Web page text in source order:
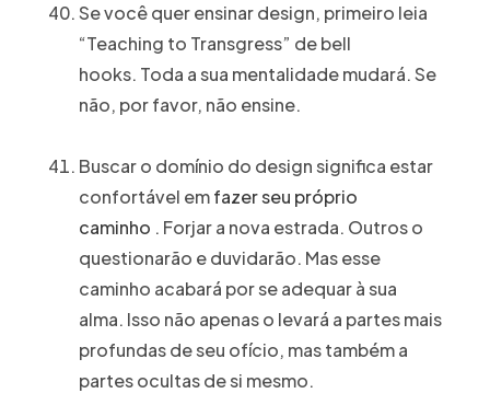
Se você quer ensinar design, primeiro leia
“Teaching to Transgress” de bell
hooks. Toda a sua mentalidade mudará. Se
não, por favor, não ensine.
Buscar o domínio do design significa estar
confortável emfazer seu próprio
caminho . Forjar a nova estrada. Outros o
questionarão e duvidarão. Mas esse
caminho acabará por se adequar à sua
alma. Isso não apenas o levará a partes mais
profundas de seu ofício, mas também a
partes ocultas de si mesmo.